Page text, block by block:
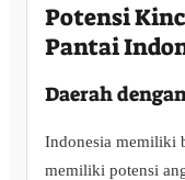
Potensi
Pantai
Daerah
Indonesia memiliki
memiliki potensi